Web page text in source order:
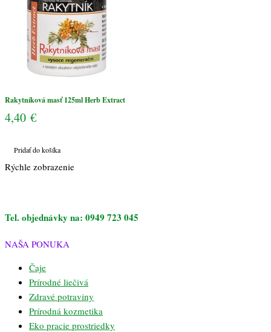
Rakytníková masť 125ml Herb Extract
4,40 €
Pridať do košíka
Rýchle zobrazenie
Tel. objednávky na: 0949 723 045
NAŠA PONUKA
Čaje
Prírodné liečivá
Zdravé potraviny
Prírodná kozmetika
Eko pracie prostriedky